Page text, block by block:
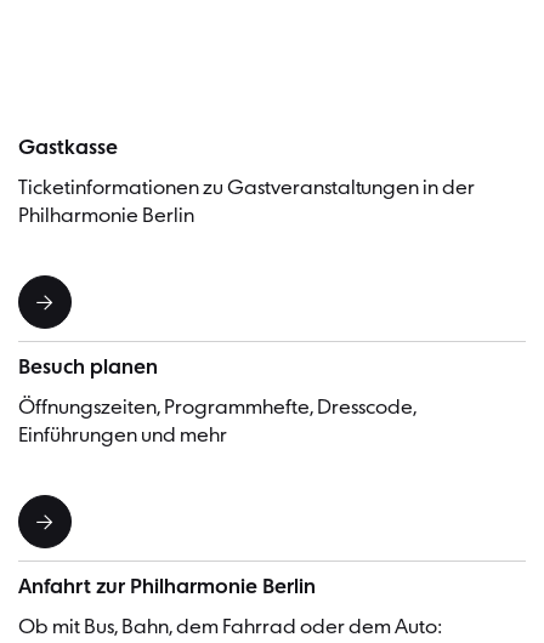
Gastkasse
Ticketinformationen zu Gastveranstaltungen in der
Philharmonie Berlin
Besuch planen
Öffnungszeiten, Programmhefte, Dresscode,
Einführungen und mehr
Anfahrt zur Philharmonie Berlin
Ob mit Bus, Bahn, dem Fahrrad oder dem Auto: